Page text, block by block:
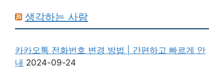
생각하는 사람
카카오톡 전화번호 변경 방법 | 간편하고 빠르게 안
내 2024-09-24